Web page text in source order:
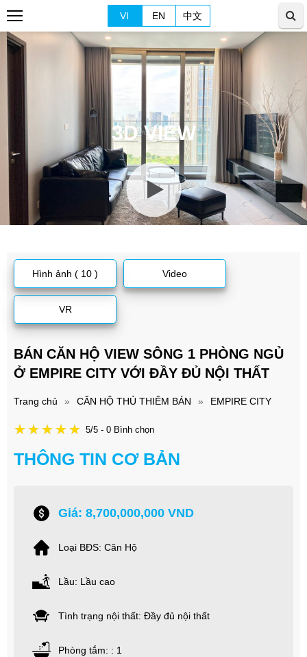
VI EN 中文
3D VIEW
Hình ảnh ( 10 ) Video
VR
BÁN CĂN HỘ VIEW SÔNG 1 PHÒNG NGỦ
Ở EMPIRE CITY VỚI ĐẦY ĐỦ NỘI THẤT
Trang chủ » CĂN HỘ THỦ THIÊM BÁN » EMPIRE CITY
5/5 - 0 Bình chọn
THÔNG TIN CƠ BẢN
Giá: 8,700,000,000 VND
Loại BĐS: Căn Hộ
Lầu: Lầu cao
Tình trạng nội thất: Đầy đủ nội thất
Phòng tắm: : 1